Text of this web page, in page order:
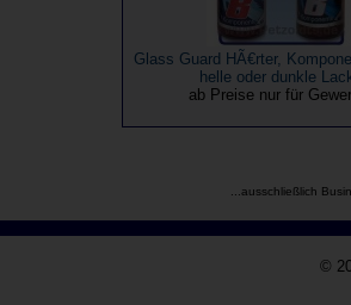
Glass Guard HÃ€rter,
helle oder dunkle
ab Preise nur für
...ausschließlich
©